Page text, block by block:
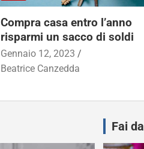
Compra casa entro l’anno
risparmi un sacco di soldi
Gennaio 12, 2023
Beatrice Canzedda
Fai